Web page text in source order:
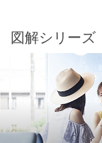
図解シリーズ